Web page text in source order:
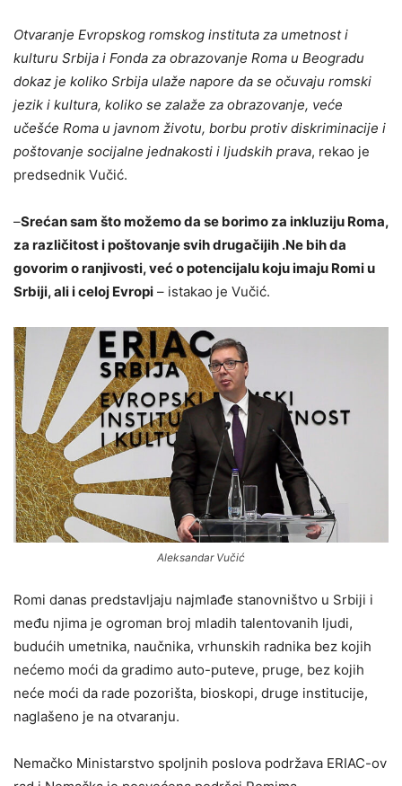
Otvaranje Evropskog romskog instituta za umetnost i
kulturu Srbija i Fonda za obrazovanje Roma u Beogradu
dokaz je koliko Srbija ulaže napore da se očuvaju romski
jezik i kultura, koliko se zalaže za obrazovanje, veće
učešće Roma u javnom životu, borbu protiv diskriminacije i
poštovanje socijalne jednakosti i ljudskih prava, rekao je
predsednik Vučić.
–Srećan sam što možemo da se borimo za inkluziju Roma,
za različitost i poštovanje svih drugačijih .Ne bih da
govorim o ranjivosti, već o potencijalu koju imaju Romi u
Srbiji, ali i celoj Evropi – istakao je Vučić.
Aleksandar Vučić
Romi danas predstavljaju najmlađe stanovništvo u Srbiji i
među njima je ogroman broj mladih talentovanih ljudi,
budućih umetnika, naučnika, vrhunskih radnika bez kojih
nećemo moći da gradimo auto-puteve, pruge, bez kojih
neće moći da rade pozorišta, bioskopi, druge institucije,
naglašeno je na otvaranju.
Nemačko Ministarstvo spoljnih poslova podržava ERIAC-ov